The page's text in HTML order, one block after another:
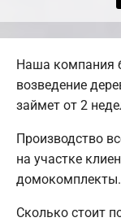
Наша компания
возведение
займет от 2
Производство
на участке
домокомплекты.
Сколько стоит